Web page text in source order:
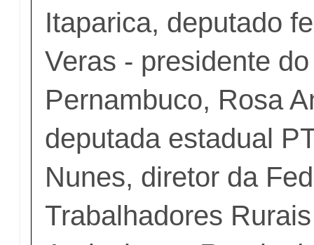
Itaparica, deputado
Veras - presidente
Pernambuco, Rosa
deputada estadual
Nunes, diretor da
Trabalhadores